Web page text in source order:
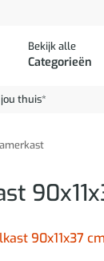
Bekijk alle
Categorieën
thuis*